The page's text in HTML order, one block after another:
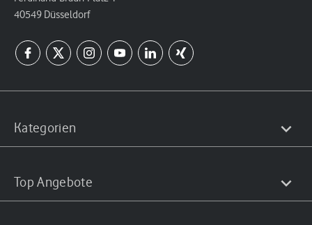
40549 Düsseldorf
Kategorien
Top Angebote